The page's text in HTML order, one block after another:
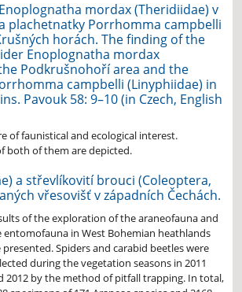
mordax (Theridiidae) v
plachetnatky Porrhomma campbelli
horách. The finding of the
Enoplognatha mordax
Podkrušnohoří area and the
campbelli (Linyphiidae) in
Pavouk 58: 9–10 (in Czech, English
of faunistical and ecological interest.
both of them are depicted.
a střevlíkovití brouci (Coleoptera,
vřesovišť v západních Čechách.
of the exploration of the araneofauna and
entomofauna in West Bohemian heathlands
presented. Spiders and carabid beetles were
during the vegetation seasons in 2011
2012 by the method of pitfall trapping. In total,